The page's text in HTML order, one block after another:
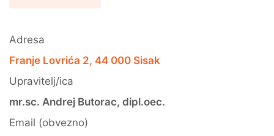
Adresa
Franje Lovrića 2, 44 000 Sisak
Upravitelj/ica
mr.sc. Andrej Butorac, dipl.oec.
Email (obvezno)